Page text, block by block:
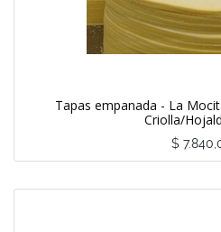
Tapas empanada - La
Criolla/
$